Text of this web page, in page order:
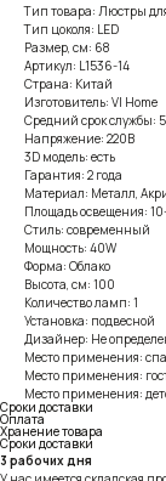
Тип товара: Люстры
Тип цоколя: LED
Размер, см: 68
Артикул: L1536-14
Страна: Китай
Изготовитель: VI Home
Средний срок службы:
Напряжение: 220В
3D модель: есть
Гарантия: 2 года
Материал: Металл,
Площадь освещения:
Стиль: современный
Мощность: 40W
Форма: Облако
Высота, см: 100
Количество ламп: 1
Установка: подвесной
Дизайнер: Не
Место применения:
Место применения:
Место применения:
Сроки доставки
Оплата
Хранение товара
Сроки доставки
3 рабочих дня